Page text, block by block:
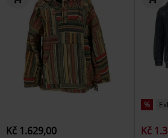
Kč 1.629,00
%
Kč